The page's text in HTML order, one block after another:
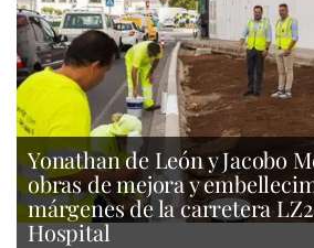
Yonathan de León y Jacobo
obras de mejora y
márgenes de la carretera
Hospital